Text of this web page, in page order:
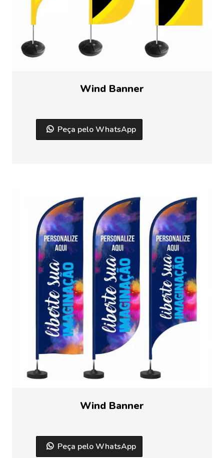
Wind Banner
Peça pelo WhatsApp
Wind Banner
Peça pelo WhatsApp